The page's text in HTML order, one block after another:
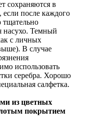
сохраняются в
если после каждого
тщательно
насухо. Темный
с личных
В случае
использовать
серебра. Хорошо
салфетка.
из цветных
покрытием